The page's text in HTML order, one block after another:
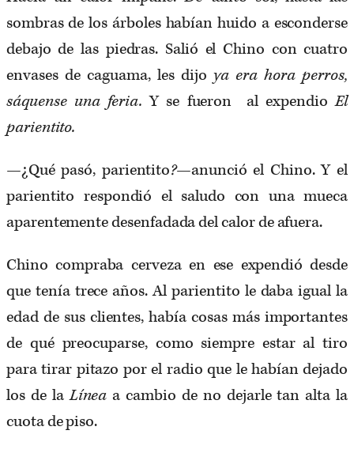
sombras de los árboles habían huido a esconderse
debajo de las piedras. Salió el Chino con cuatro
envases de caguama, les dijoya era hora perros,
sáquense una feria.Y se fueron al expendio El
parientito.
—¿Qué pasó, parientito?—anunció el Chino. Y el
parientito respondió el saludo con una mueca
aparentemente desenfadada del calor de afuera.
Chino compraba cerveza en ese expendió desde
que tenía trece años. Al parientito le daba igual la
edad de sus clientes, había cosas más importantes
de qué preocuparse, como siempre estar al tiro
para tirar pitazo por el radio que le habían dejado
los de laLínea a cambio de no dejarle tan alta la
cuota de piso.